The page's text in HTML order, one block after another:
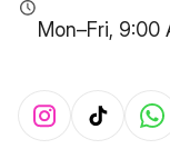
Mon–Fri, 9:00